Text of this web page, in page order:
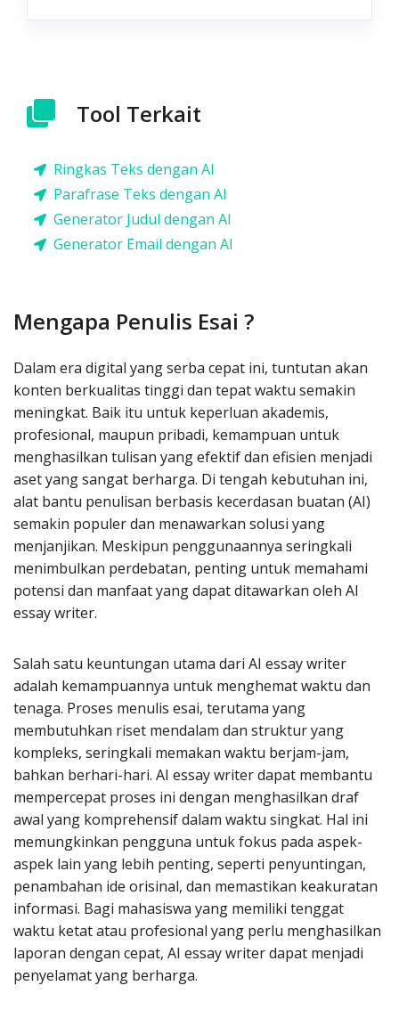
Tool Terkait
Ringkas Teks dengan AI
Parafrase Teks dengan AI
Generator Judul dengan AI
Generator Email dengan AI
Mengapa Penulis Esai ?
Dalam era digital yang serba cepat ini, tuntutan akan
konten berkualitas tinggi dan tepat waktu semakin
meningkat. Baik itu untuk keperluan akademis,
profesional, maupun pribadi, kemampuan untuk
menghasilkan tulisan yang efektif dan efisien menjadi
aset yang sangat berharga. Di tengah kebutuhan ini,
alat bantu penulisan berbasis kecerdasan buatan (AI)
semakin populer dan menawarkan solusi yang
menjanjikan. Meskipun penggunaannya seringkali
menimbulkan perdebatan, penting untuk memahami
potensi dan manfaat yang dapat ditawarkan oleh AI
essay writer.
Salah satu keuntungan utama dari AI essay writer
adalah kemampuannya untuk menghemat waktu dan
tenaga. Proses menulis esai, terutama yang
membutuhkan riset mendalam dan struktur yang
kompleks, seringkali memakan waktu berjam-jam,
bahkan berhari-hari. AI essay writer dapat membantu
mempercepat proses ini dengan menghasilkan draf
awal yang komprehensif dalam waktu singkat. Hal ini
memungkinkan pengguna untuk fokus pada aspek-
aspek lain yang lebih penting, seperti penyuntingan,
penambahan ide orisinal, dan memastikan keakuratan
informasi. Bagi mahasiswa yang memiliki tenggat
waktu ketat atau profesional yang perlu menghasilkan
laporan dengan cepat, AI essay writer dapat menjadi
penyelamat yang berharga.